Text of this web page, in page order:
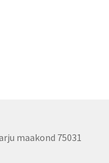
maakond 75031